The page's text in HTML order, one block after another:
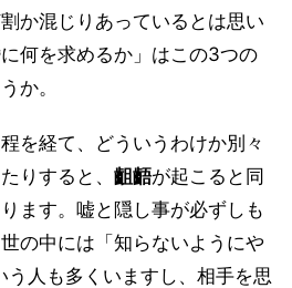
か混じりあっているとは思い
何を求めるか」はこの3つの
か。
を経て、どういうわけか別々
りすると、 齟齬が起こると同
ます。嘘と隠し事が必ずしも
の中には「知らないようにや
う人も多くいますし、相手を思